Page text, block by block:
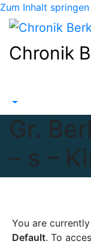
Zum Inhalt springen
Chronik
Gr.
– s –
You are
Default. To